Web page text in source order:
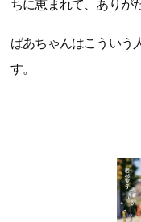
ちに恵まれて、ありが
ばあちゃんはこういう
す。